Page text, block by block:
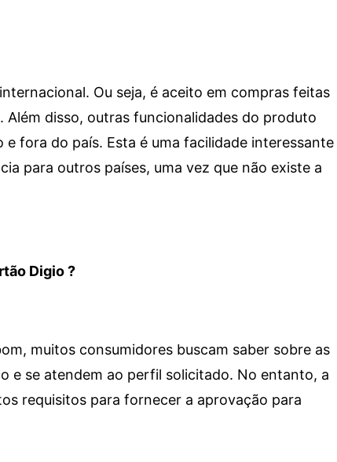
Ou seja, é aceito em compras feitas
Além disso, outras funcionalidades do produto
fora do país. Esta é uma facilidade interessante
para outros países, uma vez que não existe a
Digio ?
muitos consumidores buscam saber sobre as
e se atendem ao perfil solicitado. No entanto, a
requisitos para fornecer a aprovação para